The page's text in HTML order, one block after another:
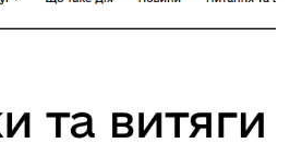
сервісами скористатись,
на 17.02.2026 Посилання на
знижку (пробуйте): Тест за
Знижка -10%: DIGIDIPDNA,